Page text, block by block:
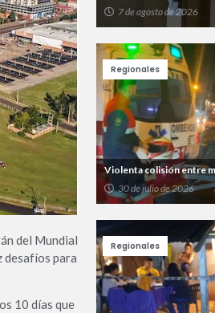
del Mundial
desafíos para
10 días que
7 de agosto de 2026
Violenta colisión entre
30 de julio de 2026
Regionales
Regionales